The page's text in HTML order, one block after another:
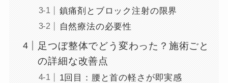
鎮痛剤とブロック注射の限界
自然療法の必要性
足つぼ整体でどう変わった？施術ごと
の詳細な改善点
1回目：腰と首の軽さが即実感